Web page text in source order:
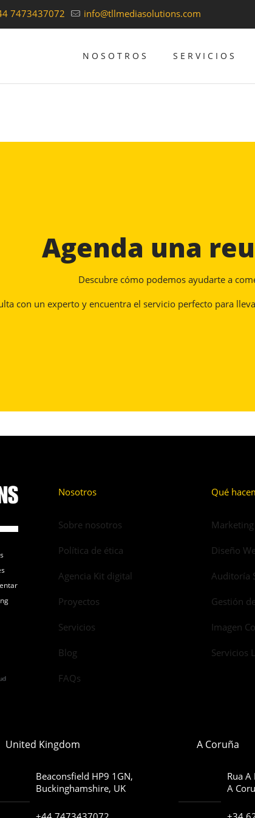
7473437072 info@tllmediasolutions.com
NOSOTROS SERVICIOS
Agenda una
Descubre cómo podemos ayudarte a
con un experto y encuentra el servicio perfecto para
Nosotros
Sobre nosotros
Política de ética
Agencia Kit digital
Proyectos
Servicios
Blog
FAQs
Qué
Diseño
Auditoría
Gestión
Imagen
Servicios
United Kingdom
Beaconsfield HP9 1GN,
Buckinghamshire, UK
A Coruña
Rua
A